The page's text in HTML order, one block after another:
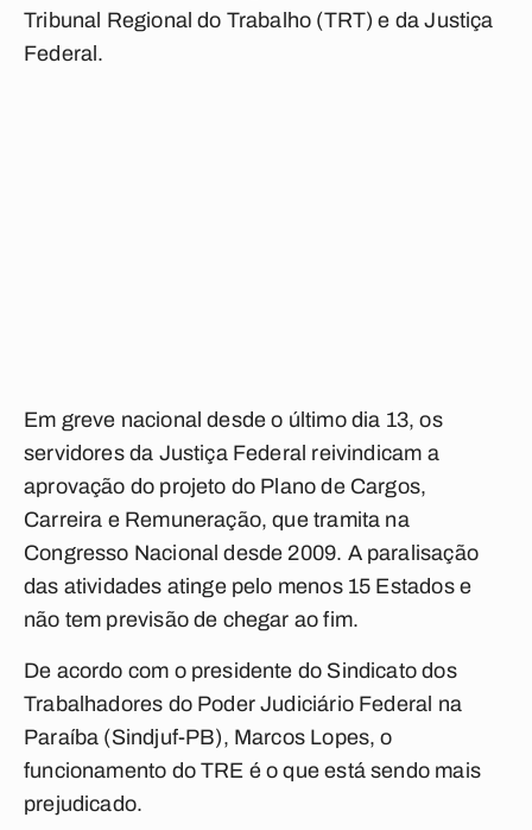
Tribunal Regional do Trabalho (TRT) e da Justiça
Federal.
Em greve nacional desde o último dia 13, os
servidores da Justiça Federal reivindicam a
aprovação do projeto do Plano de Cargos,
Carreira e Remuneração, que tramita na
Congresso Nacional desde 2009. A paralisação
das atividades atinge pelo menos 15 Estados e
não tem previsão de chegar ao fim.
De acordo com o presidente do Sindicato dos
Trabalhadores do Poder Judiciário Federal na
Paraíba (Sindjuf-PB), Marcos Lopes, o
funcionamento do TRE é o que está sendo mais
prejudicado.